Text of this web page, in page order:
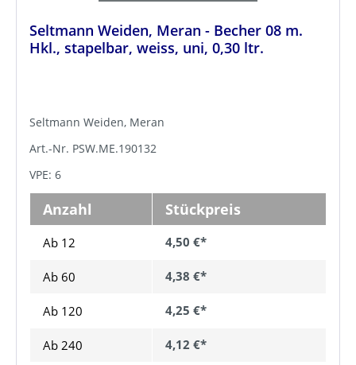
Seltmann Weiden, Meran - Becher 08 m.
Hkl., stapelbar, weiss, uni, 0,30 ltr.
Seltmann Weiden, Meran
Art.-Nr. PSW.ME.190132
VPE: 6
Anzahl Stückpreis
Ab 12 4,50 €*
Ab 60 4,38 €*
Ab 120 4,25 €*
Ab 240 4,12 €*